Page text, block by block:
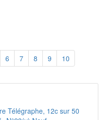
6 7 8 9 10